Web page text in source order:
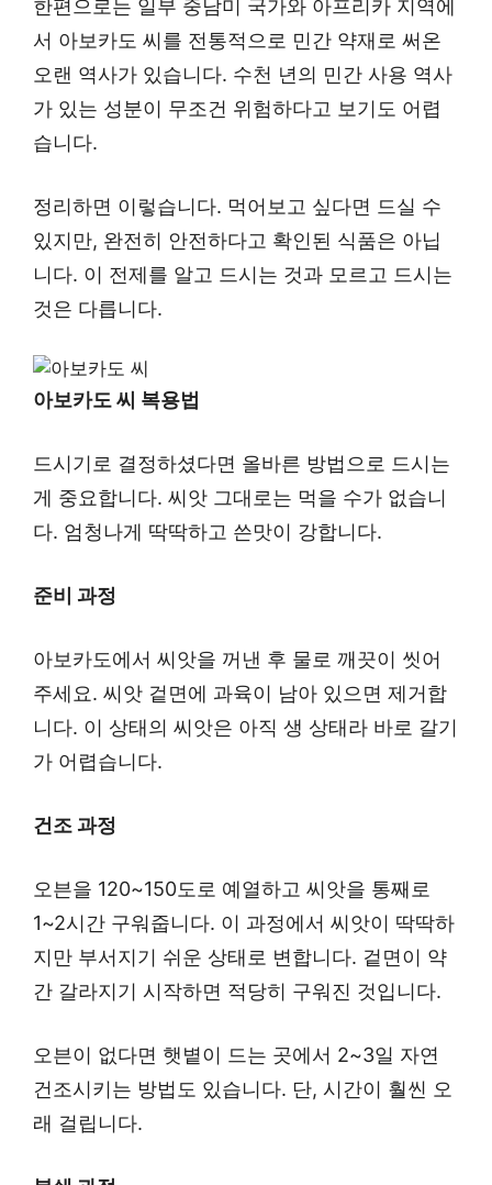
한편으로는 일부 중남미 국가와 아프리카 지역에
서 아보카도 씨를 전통적으로 민간 약재로 써온
오랜 역사가 있습니다. 수천 년의 민간 사용 역사
가 있는 성분이 무조건 위험하다고 보기도 어렵
습니다.
정리하면 이렇습니다. 먹어보고 싶다면 드실 수
있지만, 완전히 안전하다고 확인된 식품은 아닙
니다. 이 전제를 알고 드시는 것과 모르고 드시는
것은 다릅니다.
아보카도 씨 복용법
드시기로 결정하셨다면 올바른 방법으로 드시는
게 중요합니다. 씨앗 그대로는 먹을 수가 없습니
다. 엄청나게 딱딱하고 쓴맛이 강합니다.
준비 과정
아보카도에서 씨앗을 꺼낸 후 물로 깨끗이 씻어
주세요. 씨앗 겉면에 과육이 남아 있으면 제거합
니다. 이 상태의 씨앗은 아직 생 상태라 바로 갈기
가 어렵습니다.
건조 과정
오븐을 120~150도로 예열하고 씨앗을 통째로
1~2시간 구워줍니다. 이 과정에서 씨앗이 딱딱하
지만 부서지기 쉬운 상태로 변합니다. 겉면이 약
간 갈라지기 시작하면 적당히 구워진 것입니다.
오븐이 없다면 햇볕이 드는 곳에서 2~3일 자연
건조시키는 방법도 있습니다. 단, 시간이 훨씬 오
래 걸립니다.